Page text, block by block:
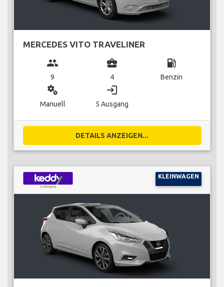
MERCEDES VITO TRAVELINER
group
9
business_center
4
local_gas_station
Benzin
miscellaneous_services
Manuell
login
5 Ausgang
DETAILS ANZEIGEN...
KLEINWAGEN